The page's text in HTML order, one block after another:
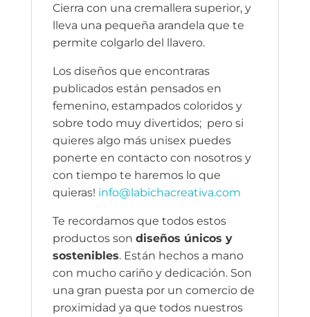
Cierra con una cremallera superior, y
lleva una pequeña arandela que te
permite colgarlo del llavero.
Los diseños que encontraras
publicados están pensados en
femenino, estampados coloridos y
sobre todo muy divertidos; pero si
quieres algo más unisex puedes
ponerte en contacto con nosotros y
con tiempo te haremos lo que
quieras! info@labichacreativa.com
Te recordamos que todos estos
productos son diseños únicos y
sostenibles. Están hechos a mano
con mucho cariño y dedicación. Son
una gran puesta por un comercio de
proximidad ya que todos nuestros